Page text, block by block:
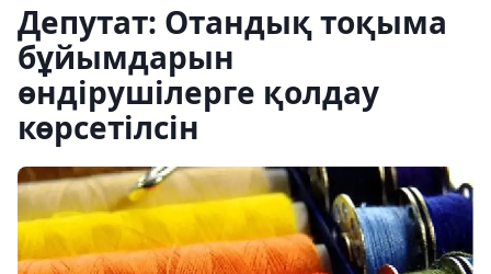
Депутат: Отандық тоқыма
бұйымдарын
өндірушілерге қолдау
көрсетілсін